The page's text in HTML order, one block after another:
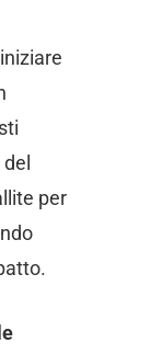
del
per